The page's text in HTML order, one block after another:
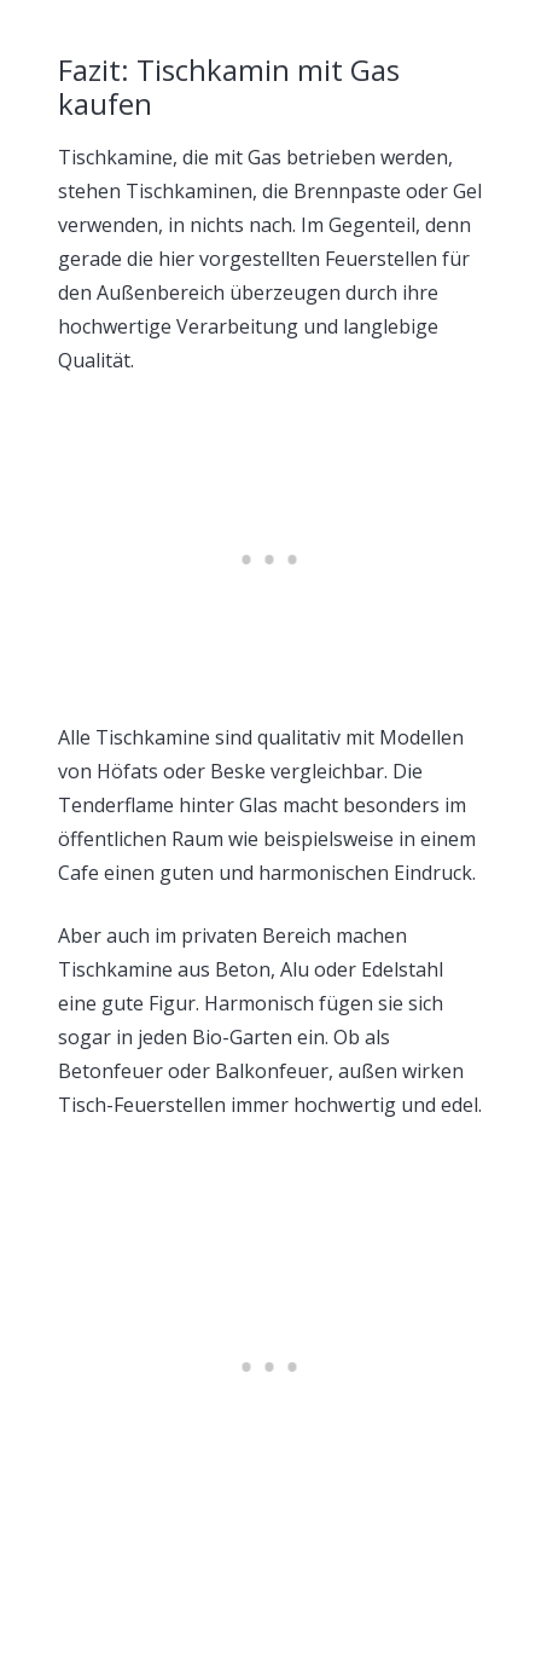
Fazit: Tischkamin mit Gas
kaufen
Tischkamine, die mit Gas betrieben werden,
stehen Tischkaminen, die Brennpaste oder Gel
verwenden, in nichts nach. Im Gegenteil, denn
gerade die hier vorgestellten Feuerstellen für
den Außenbereich überzeugen durch ihre
hochwertige Verarbeitung und langlebige
Qualität.
Alle Tischkamine sind qualitativ mit Modellen
von Höfats oder Beske vergleichbar. Die
Tenderflame hinter Glas macht besonders im
öffentlichen Raum wie beispielsweise in einem
Cafe einen guten und harmonischen Eindruck.
Aber auch im privaten Bereich machen
Tischkamine aus Beton, Alu oder Edelstahl
eine gute Figur. Harmonisch fügen sie sich
sogar in jeden Bio-Garten ein. Ob als
Betonfeuer oder Balkonfeuer, außen wirken
Tisch-Feuerstellen immer hochwertig und edel.